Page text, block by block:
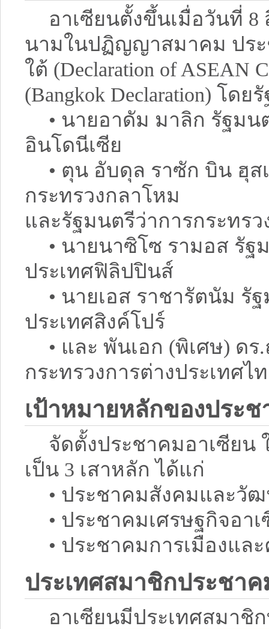
อาเซียนตั้งขึ้นเมื่อวันที่ 8
นามในปฏิญญาสมาคม ประ
ใต้ (Declaration of
(Bangkok Declaration) โด
• นายอาดัม มาลิก รัฐมน
อินโดนีเซีย
• ตุน อับดุล ราซัก บิน ฮุส
กระทรวงกลาโหม
และรัฐมนตรีว่าการกระทร
• นายนาซิโซ รามอส รัฐ
ประเทศฟิลิปปินส์
• นายเอส ราชารัตนัม รั
ประเทศสิงค์โปร์
• และ พันเอก (พิเศษ) ด
กระทรวงการต่างประเทศไ
เป้าหมายหลักของประ
จัดตั้งประชาคมอาเซียน
เป็น 3 เสาหลัก ได้แก่
• ประชาคมสังคมและวั
• ประชาคมเศรษฐกิจอา
• ประชาคมการเมืองแล
ประเทศสมาชิกประชาค
อาเซียนมีประเทศสมาชิ